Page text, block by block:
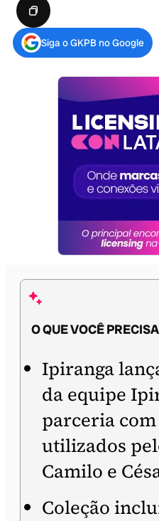
Siga o GKPB no Google
O QUE VOCÊ
Ipiranga
da equipe
parceria
utilizados
Camilo e
Coleção